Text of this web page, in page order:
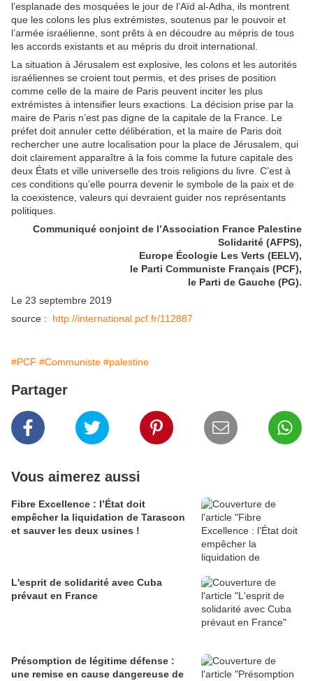
l’esplanade des mosquées le jour de l’Aïd al-Adha, ils montrent
que les colons les plus extrémistes, soutenus par le pouvoir et
l’armée israélienne, sont prêts à en découdre au mépris de tous
les accords existants et au mépris du droit international.
La situation à Jérusalem est explosive, les colons et les autorités
israéliennes se croient tout permis, et des prises de position
comme celle de la maire de Paris peuvent inciter les plus
extrémistes à intensifier leurs exactions. La décision prise par la
maire de Paris n’est pas digne de la capitale de la France. Le
préfet doit annuler cette délibération, et la maire de Paris doit
rechercher une autre localisation pour la place de Jérusalem, qui
doit clairement apparaître à la fois comme la future capitale des
deux États et ville universelle des trois religions du livre. C’est à
ces conditions qu’elle pourra devenir le symbole de la paix et de
la coexistence, valeurs qui devraient guider nos représentants
politiques.
Communiqué conjoint de l’Association France Palestine
Solidarité (AFPS),
Europe Écologie Les Verts (EELV),
le Parti Communiste Français (PCF),
le Parti de Gauche (PG).
Le 23 septembre 2019
source : http://international.pcf.fr/112887
#PCF #Communiste #palestine
Partager
Vous aimerez aussi
Fibre Excellence : l’État doit
empêcher la liquidation de Tarascon
et sauver les deux usines !
L'esprit de solidarité avec Cuba
prévaut en France
Présomption de légitime défense :
une remise en cause dangereuse de